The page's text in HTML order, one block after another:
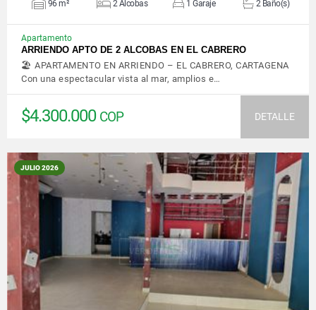
96 m² 2 Alcobas 1 Garaje 2 Baño(s)
Apartamento
ARRIENDO APTO DE 2 ALCOBAS EN EL CABRERO
🏖️ APARTAMENTO EN ARRIENDO – EL CABRERO, CARTAGENA
Con una espectacular vista al mar, amplios e…
$4.300.000 COP DETALLE
JULIO 2026
VER DETALLES